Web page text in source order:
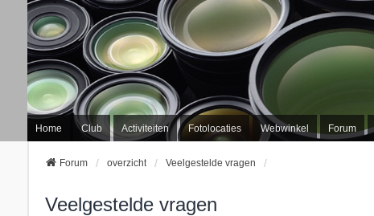
Home Club Activiteiten Fotolocaties Webwinkel Forum
Forum overzicht Veelgestelde vragen
Veelgestelde vragen